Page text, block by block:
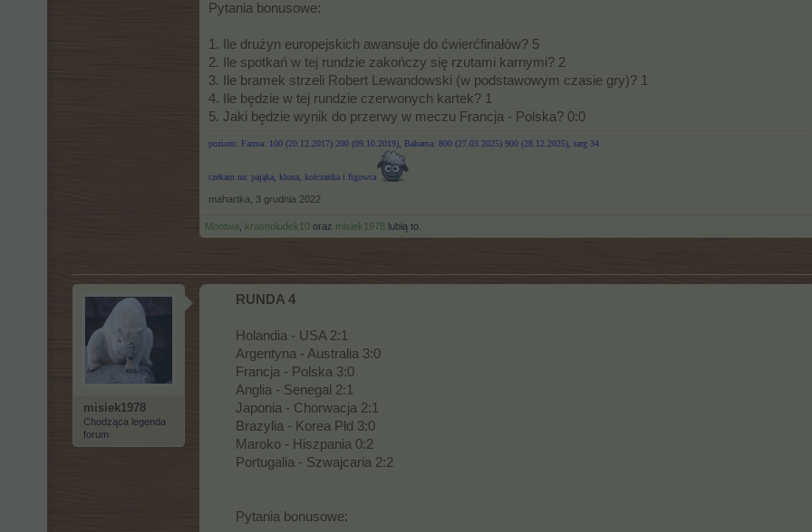
Pytania bonusowe:
1. Ile drużyn europejskich awansuje do ćwierćfinałów? 5
2. Ile spotkań w tej rundzie zakończy się rzutami karnymi? 2
3. Ile bramek strzeli Robert Lewandowski (w podstawowym czasie gry)? 1
4. Ile będzie w tej rundzie czerwonych kartek? 1
5. Jaki będzie wynik do przerwy w meczu Francja - Polska? 0:0
poziom: Farma: 100 (20.12.2017) 200 (09.10.2019), Bahama: 800 (27.03 .2025) 900 (28.12.2025), targ 34
czekam na: pająka, klona, kołczanka i figowca
mahartka 3 grudnia 2022
Montwa krasnoludek10 oraz misiek1978 lubią to.
misiek1978
Chodząca legenda
forum
RUNDA 4
Holandia - USA 2:1
Argentyna - Australia 3:0
Francja - Polska 3:0
Anglia - Senegal 2:1
Japonia - Chorwacja 2:1
Brazylia - Korea Płd 3:0
Maroko - Hiszpania 0:2
Portugalia - Szwajcaria 2:2
Pytania bonusowe: